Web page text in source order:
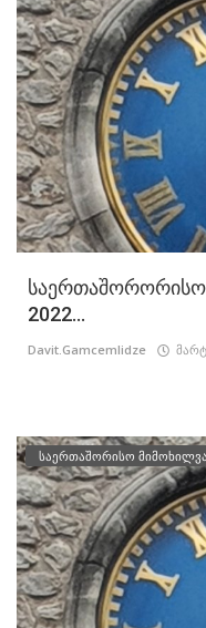
საერთაშორორისო
2022...
Davit.Gamcemlidze
საერთაშორისო მიმოხილვა